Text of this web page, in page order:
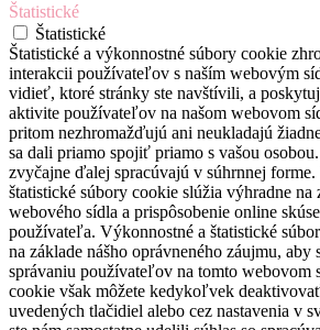
Štatistické
Štatistické
Štatistické a výkonnostné súbory cookie
interakcii používateľov s naším webovým
vidieť, ktoré stránky ste navštívili, a
aktivite používateľov na našom webovom
pritom nezhromažďujú ani neukladajú
sa dali priamo spojiť priamo s vašou
zvyčajne ďalej spracúvajú v súhrnnej
štatistické súbory cookie slúžia výhradne na
webového sídla a prispôsobenie online
používateľa. Výkonnostné a štatistické
na základe nášho oprávneného záujmu, aby
správaniu používateľov na tomto webovom
cookie však môžete kedykoľvek
uvedených tlačidiel alebo cez nastavenia v